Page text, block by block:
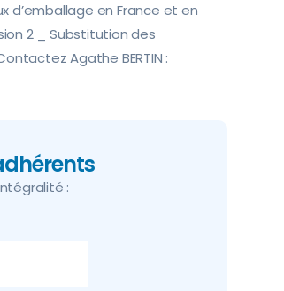
d’emballage en France et en
2 _ Substitution des
Agathe BERTIN :
: